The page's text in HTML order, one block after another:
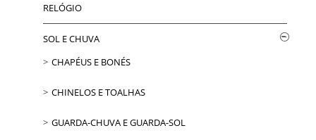
RELÓGIO
SOL E CHUVA
CHAPÉUS E BONÉS
CHINELOS E TOALHAS
GUARDA-CHUVA E GUARDA-SOL